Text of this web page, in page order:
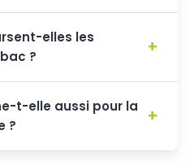
elles les
?
t-elle aussi pour la
?